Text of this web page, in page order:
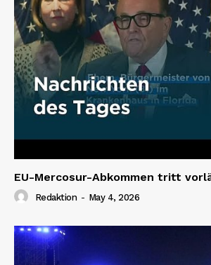
EU-Mercosur-Abkommen tritt
Redaktion - May 4, 2026